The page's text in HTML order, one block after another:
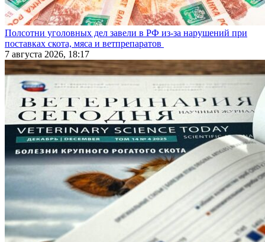
Полсотни уголовных дел завели в РФ из-за нарушений при
поставках скота, мяса и ветпрепаратов
7 августа 2026, 18:17